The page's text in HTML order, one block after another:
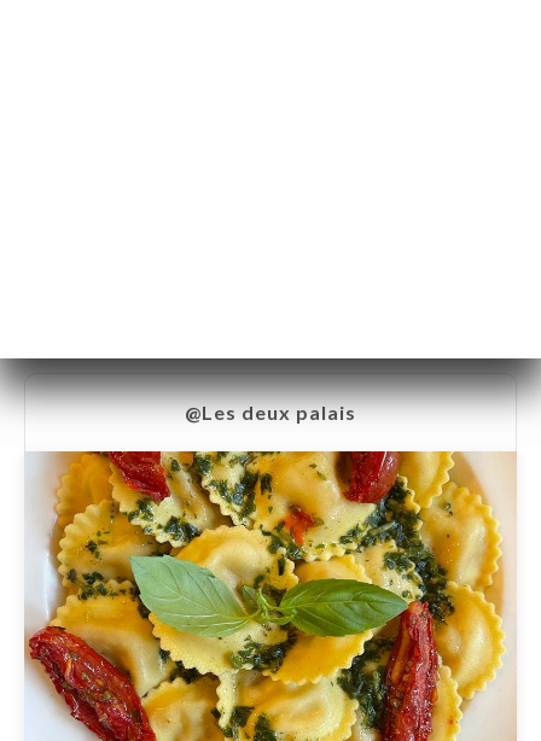
@Les deux palais